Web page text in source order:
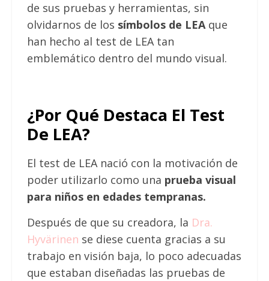
de sus pruebas y herramientas, sin
olvidarnos de los símbolos de LEAque
han hecho al test de LEA tan
emblemático dentro del mundo visual.
¿Por Qué Destaca El Test
De LEA?
El test de LEA nació con la motivación de
poder utilizarlo como una prueba visual
para niños en edades tempranas.
Después de que su creadora, la Dra.
Hyvärinen se diese cuenta gracias a su
trabajo en visión baja, lo poco adecuadas
que estaban diseñadas las pruebas de